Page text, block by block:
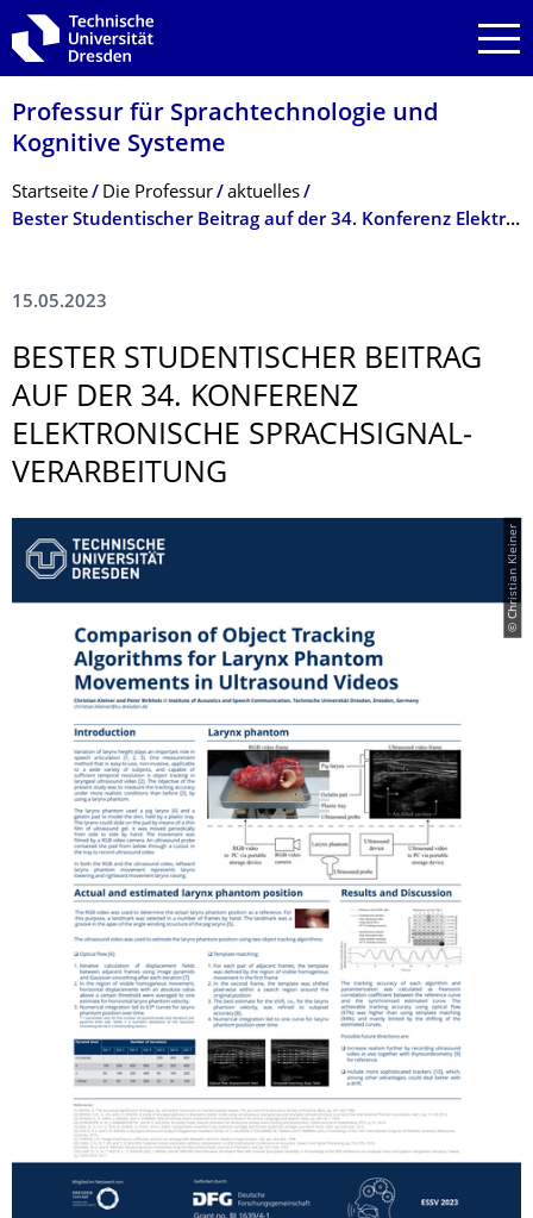
Zur Hauptnavigation springen
Zur Suche springen
Zum Inhalt springen
Professur für Sprachtechnologie und
Kognitive Systeme
Breadcrumb-Menü
Startseite Die Professur
aktuelles
Bester Studentischer Beitrag auf der 34. Konferenz Elektronische Sprachsignalverarbeitung
15.05.2023
BESTER STUDENTISCHER BEITRAG
AUF DER 34. KONFERENZ
ELEKTRONISCHE SPRACHSIGNAL­
VERARBEITUNG
© Christian Kleiner